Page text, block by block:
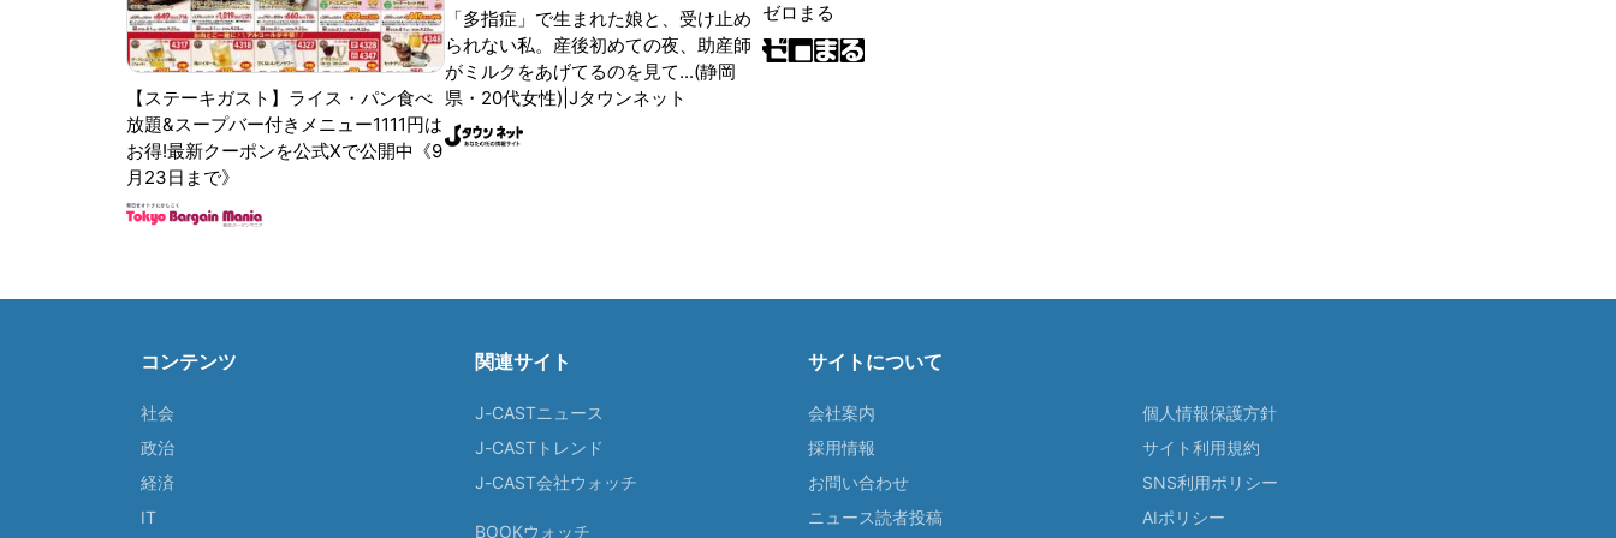
【ステーキガスト】ライス・パン食べ
放題&スープバー付きメニュー1111円は
お得!最新クーポンを公式Xで公開中《9
月23日まで》
「多指症」で生まれた娘と、受け止め
られない私。産後初めての夜、助産師
がミルクをあげてるのを見て...(静岡
県・20代女性)|Jタウンネット
ゼロまる
コンテンツ
社会
政治
経済
IT
関連サイト
J-CASTニュース
J-CASTトレンド
J-CAST会社ウォッチ
BOOKウォッチ
サイトについて
会社案内
採用情報
お問い合わせ
ニュース読者投稿
個人情報保護方針
サイト利用規約
SNS利用ポリシー
AIポリシー